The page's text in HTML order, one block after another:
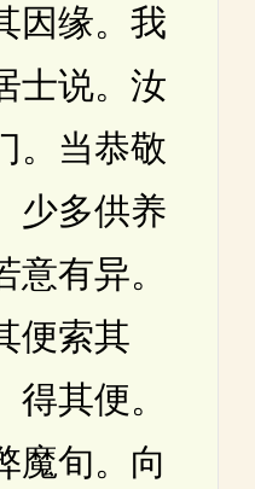
因缘。我
士说。汝
。当恭敬
少多供养
有异。
便索其
其便。
魔旬。向